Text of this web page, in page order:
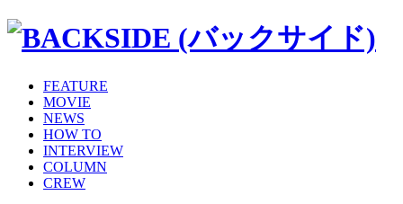
FEATURE
MOVIE
NEWS
HOW TO
INTERVIEW
COLUMN
CREW